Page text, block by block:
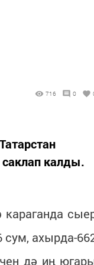
716 0
калды.
караганда
ахырда-
дә иң